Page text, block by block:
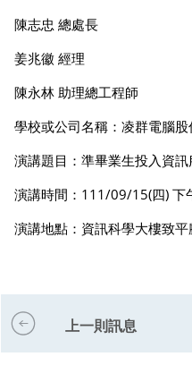
陳志忠 總處長
姜兆徽 經理
陳永林 助理總工程師
學校或公司名稱：凌群電腦股
演講題目：準畢業生投入資
演講時間：111/09/15(四) 下
演講地點：資訊科學大樓致平
上一則訊息